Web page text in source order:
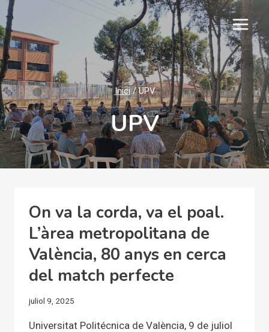
Vés
al
contingut
Inici / UPV
UPV
On va la corda, va el poal.
L’àrea metropolitana de
València, 80 anys en cerca
del match perfecte
juliol 9, 2025
Universitat Politécnica de València, 9 de juliol